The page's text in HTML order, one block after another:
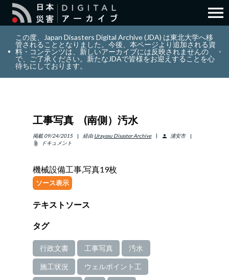
search 検索
layers コレクション
info_outline リソース
ENGLISH
menu
この度、Japan Disasters Digital Archive (JDA) は東北大学へ移
管されることとなりました。今後、本ページより追加される資
料・コンテンツは、新しいアーカイブには反映されませんの
で、ご了承ください。新たなJDAで皆様をお迎えすることを心
待ちにしております。
工事写真 (南側）汚水
掲載 09/24/2015 経由 Urayasu Disaster Archive person
浦安市
attach_file
ドキュメント
機械設備工事,写真19枚
ソース表示
テキストソース
タグ
行政文書 工事写真 汚水
施工状況 ウェルポイント工